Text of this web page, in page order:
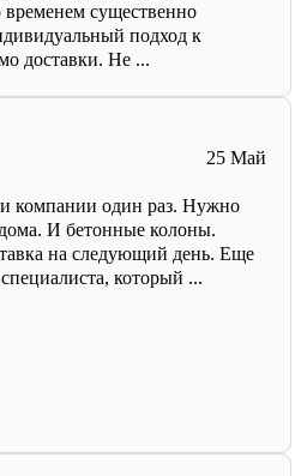
существенно
подход к
доставки. Не ...
25 Май
компании один раз. Нужно
И бетонные колоны.
на следующий день. Еще
который ...